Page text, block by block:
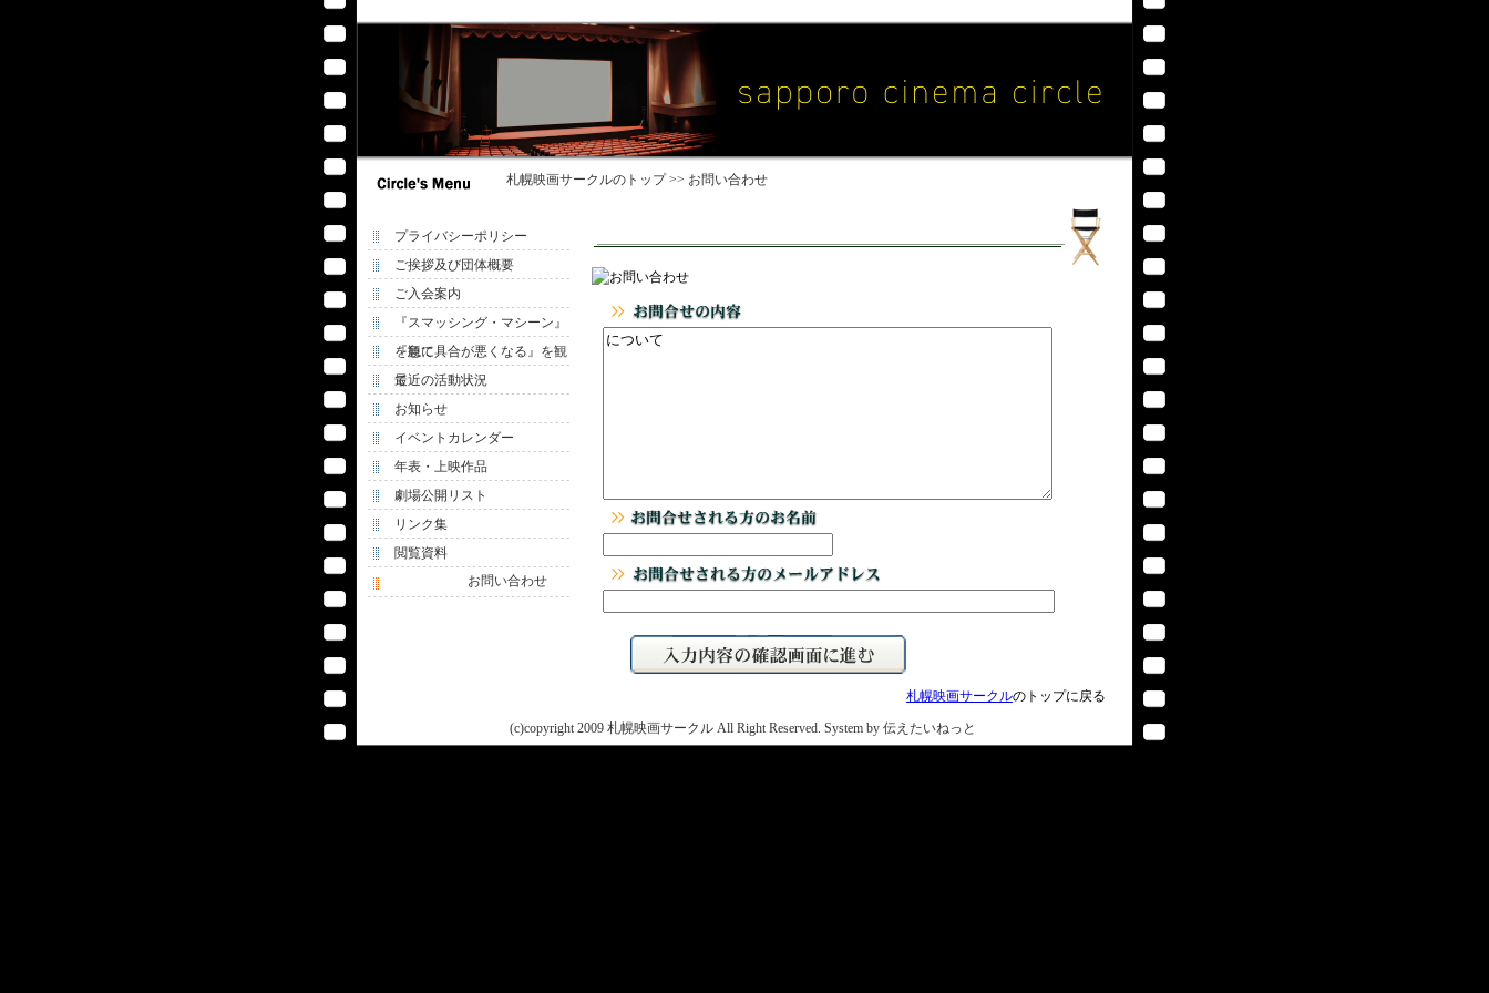
札幌映画サークルのトップ >> お問い合わせ
プライバシーポリシー
ご挨拶及び団体概要
ご入会案内
『スマッシング・マシーン』
を観て
『急に具合が悪くなる』を観
て
最近の活動状況
お知らせ
イベントカレンダー
年表・上映作品
劇場公開リスト
リンク集
閲覧資料
お問い合わせ
札幌映画サークルのトップに戻る
(c)copyright 2009 札幌映画サークル All Right Reserved. System by 伝えたいねっと